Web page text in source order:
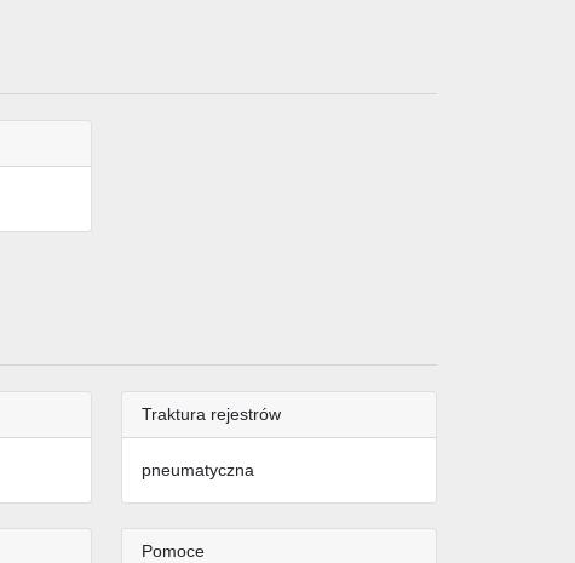
Traktura rejestrów
pneumatyczna
Pomoce